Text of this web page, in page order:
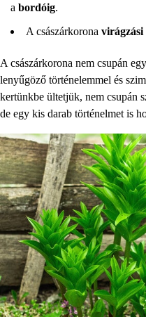
a bordóig.
A császárkorona virágzási
A császárkorona nem csupán
lenyűgöző történelemmel és
kertünkbe ültetjük, nem csupán
de egy kis darab történelmet is